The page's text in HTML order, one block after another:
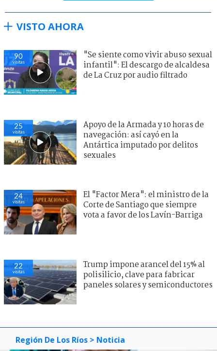
VISTO AHORA
90
visitas
"Se siente como vivir abuso sexual
infantil": El descargo de alcaldesa
de La Cruz por audio filtrado
25
visitas
Apoyo de la Armada y 10 horas de
navegación: así cayó en la
Antártica imputado por delitos
sexuales
24
visitas
El "Factor Mera": el ministro de la
Corte de Santiago que siempre
vota a favor de los Lavín-Barriga
22
visitas
Trump impone arancel del 15% al
polisilicio, clave para fabricar
paneles solares y semiconductores
Región De Los Ríos > Noticia